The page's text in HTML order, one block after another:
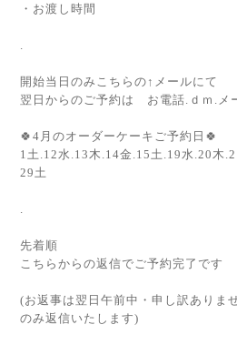
・お渡し時間
開始当日のみこちらの↑メールにて
翌日からのご予約は お電話.ｄｍ.メ
🍀4月のオーダーケーキご予約日🍀
1土.12水.13木.14金.15土.19水.20木
29土
先着順
こちらからの返信でご予約完了です
(お返事は翌日午前中・申し訳ありま
のみ返信いたします)